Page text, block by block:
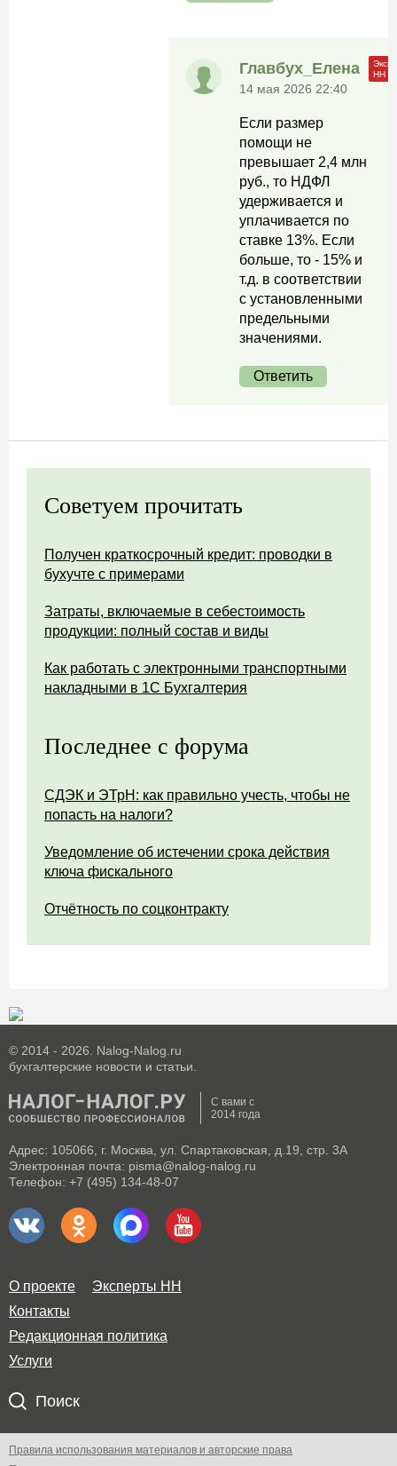
Главбух_Елена
14 мая 2026 22:40
Если размер
помощи не
превышает 2,4 млн
руб., то НДФЛ
удерживается и
уплачивается по
ставке 13%. Если
больше, то - 15% и
т.д. в соответствии
с установленными
предельными
значениями.
Ответить
Советуем прочитать
Получен краткосрочный кредит: проводки в
бухучте с примерами
Затраты, включаемые в себестоимость
продукции: полный состав и виды
Как работать с электронными транспортными
накладными в 1С Бухгалтерия
Последнее с форума
СДЭК и ЭТрН: как правильно учесть, чтобы не
попасть на налоги?
Уведомление об истечении срока действия
ключа фискального
Отчётность по соцконтракту
© 2014 - 2026. Nalog-Nalog.ru
бухгалтерские новости и статьи.
С вами с
2014 года
Адрес: 105066, г. Москва, ул. Спартаковская, д.19, стр. 3А
Электронная почта: pisma@nalog-nalog.ru
Телефон: +7 (495) 134-48-07
О проекте
Эксперты НН
Контакты
Редакционная политика
Услуги
Поиск
Правила использования материалов и авторские права